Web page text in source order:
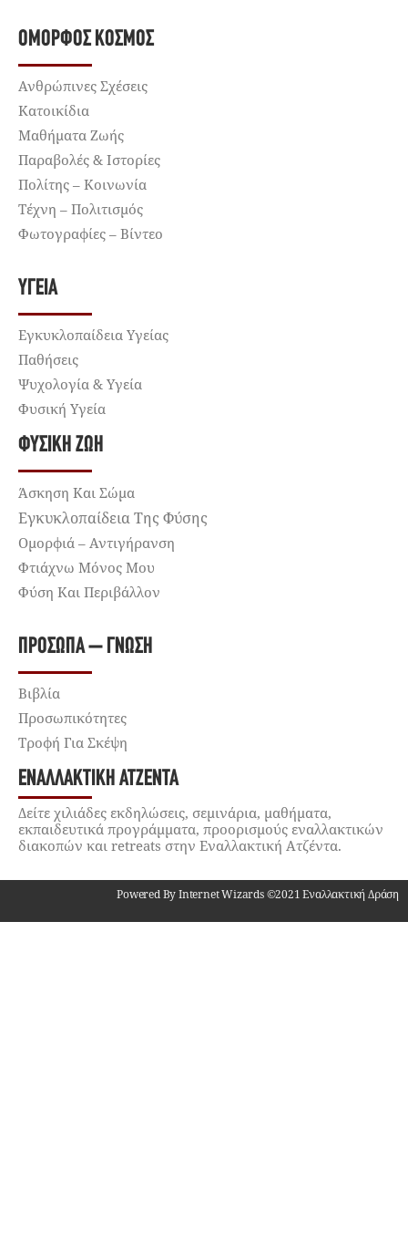
ΌΜΟΡΦΟΣ ΚΌΣΜΟΣ
Ανθρώπινες Σχέσεις
Κατοικίδια
Μαθήματα Ζωής
Παραβολές & Ιστορίες
Πολίτης – Κοινωνία
Τέχνη – Πολιτισμός
Φωτογραφίες – Βίντεο
ΥΓΕΊΑ
Εγκυκλοπαίδεια Υγείας
Παθήσεις
Ψυχολογία & Υγεία
Φυσική Υγεία
ΦΥΣΙΚΉ ΖΩΉ
Άσκηση Και Σώμα
Εγκυκλοπαίδεια Της Φύσης
Ομορφιά – Αντιγήρανση
Φτιάχνω Μόνος Μου
Φύση Και Περιβάλλον
ΠΡΌΣΩΠΑ – ΓΝΏΣΗ
Βιβλία
Προσωπικότητες
Τροφή Για Σκέψη
ΕΝΑΛΛΑΚΤΙΚΉ ΑΤΖΈΝΤΑ
Δείτε χιλιάδες εκδηλώσεις, σεμινάρια, μαθήματα,
εκπαιδευτικά προγράμματα, προορισμούς εναλλακτικών
διακοπών και retreats στην Εναλλακτική Ατζέντα.
Powered By Internet Wizards ©2021 Εναλλακτική Δράση